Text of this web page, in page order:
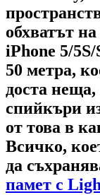
обхватът
iPhone 5/
50 метра,
доста неща,
спийкъри
от това в
Всичко,
да
памет с